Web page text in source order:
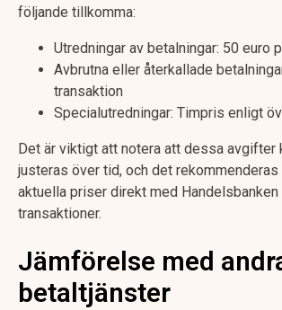
följande tillkomma:
Utredningar av betalningar: 50 euro
Avbrutna eller återkallade
transaktion
Specialutredningar: Timpris enligt
Det är viktigt att notera att dessa avgifter
justeras över tid, och det
aktuella priser direkt med
transaktioner.
Jämförelse med
betaltjänster